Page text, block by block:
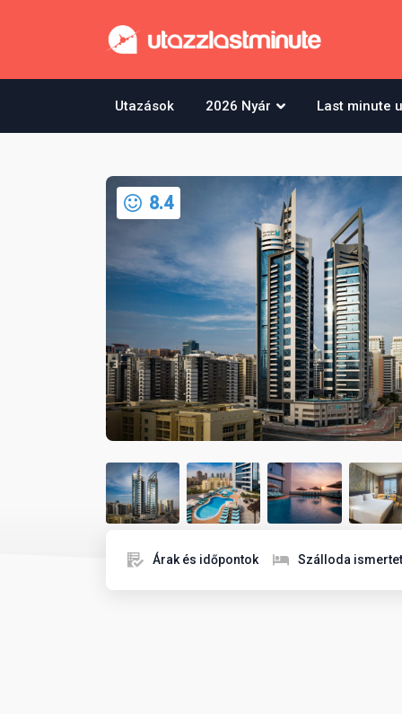
Utazások 2026 Nyár Last minute
8.4
Árak és időpontok Szálloda